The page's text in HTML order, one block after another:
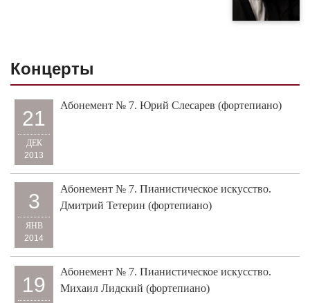
Концерты
21
ДЕК
2013
Абонемент № 7. Юрий Слесарев (фортепиано)
3
ЯНВ
2014
Абонемент № 7. Пианистическое искусство.
Дмитрий Тетерин (фортепиано)
19
Абонемент № 7. Пианистическое искусство.
Михаил Лидский (фортепиано)